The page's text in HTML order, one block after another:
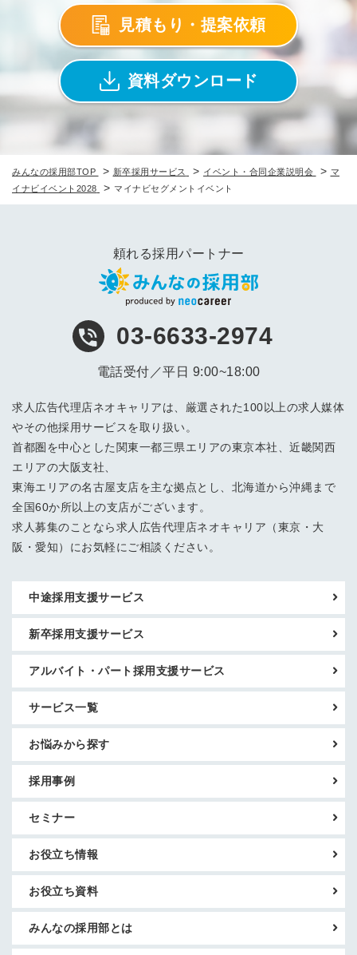
見積もり・提案依頼
資料ダウンロード
みんなの採用部TOP > 新卒採用サービス > イベント・合同企業説明会 > マ
イナビイベント2028
> マイナビセグメントイベント
頼れる採用パートナー
03-6633-2974
電話受付／平日 9:00~18:00
求人広告代理店ネオキャリアは、厳選された100以上の求人媒体
やその他採用サービスを取り扱い。
首都圏を中心とした関東一都三県エリアの東京本社、近畿関西
エリアの大阪支社、
東海エリアの名古屋支店を主な拠点とし、北海道から沖縄まで
全国60か所以上の支店がございます。
求人募集のことなら求人広告代理店ネオキャリア（東京・大
阪・愛知）にお気軽にご相談ください。
中途採用支援サービス
新卒採用支援サービス
アルバイト・パート採用支援サービス
サービス一覧
お悩みから探す
採用事例
セミナー
お役立ち情報
お役立ち資料
みんなの採用部とは